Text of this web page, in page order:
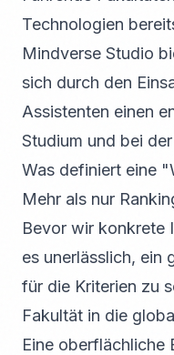
Technologien
Mindverse Studio
sich durch den
Assistenten einen
Studium und bei
Was definiert eine
Mehr als nur
Bevor wir konkrete
es unerlässlich, ein
für die Kriterien zu
Fakultät in die
Eine oberflächliche